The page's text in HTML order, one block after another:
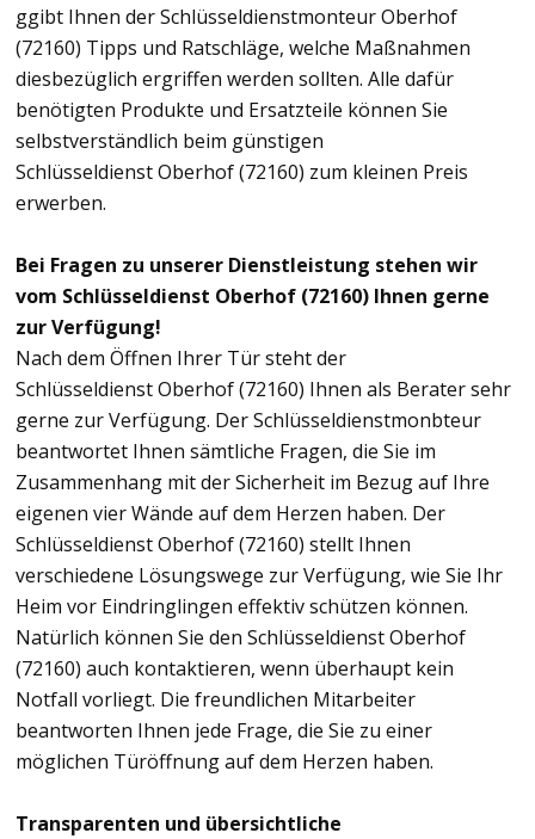
ggibt Ihnen der Schlüsseldienstmonteur Oberhof
(72160) Tipps und Ratschläge, welche Maßnahmen
diesbezüglich ergriffen werden sollten. Alle dafür
benötigten Produkte und Ersatzteile können Sie
selbstverständlich beim günstigen
Schlüsseldienst Oberhof (72160) zum kleinen Preis
erwerben.
Bei Fragen zu unserer Dienstleistung stehen wir
vom Schlüsseldienst Oberhof (72160) Ihnen gerne
zur Verfügung!
Nach dem Öffnen Ihrer Tür steht der
Schlüsseldienst Oberhof (72160) Ihnen als Berater sehr
gerne zur Verfügung. Der Schlüsseldienstmonbteur
beantwortet Ihnen sämtliche Fragen, die Sie im
Zusammenhang mit der Sicherheit im Bezug auf Ihre
eigenen vier Wände auf dem Herzen haben. Der
Schlüsseldienst Oberhof (72160) stellt Ihnen
verschiedene Lösungswege zur Verfügung, wie Sie Ihr
Heim vor Eindringlingen effektiv schützen können.
Natürlich können Sie den Schlüsseldienst Oberhof
(72160) auch kontaktieren, wenn überhaupt kein
Notfall vorliegt. Die freundlichen Mitarbeiter
beantworten Ihnen jede Frage, die Sie zu einer
möglichen Türöffnung auf dem Herzen haben.
Transparenten und übersichtliche